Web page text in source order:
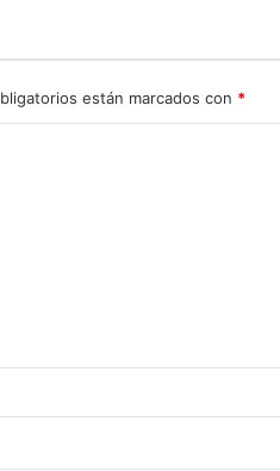
están marcados con *